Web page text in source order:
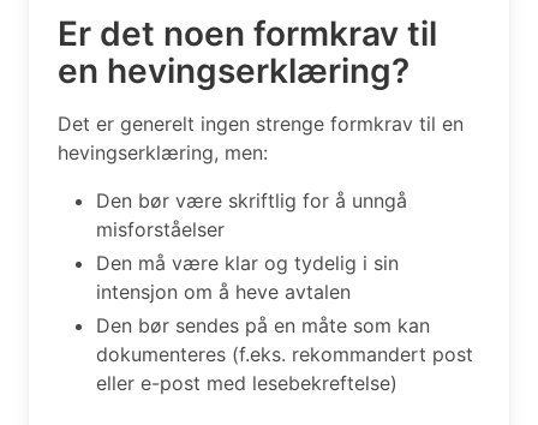
Er det noen formkrav til
en hevingserklæring?
Det er generelt ingen strenge formkrav til en
hevingserklæring, men:
Den bør være skriftlig for å unngå
misforståelser
Den må være klar og tydelig i sin
intensjon om å heve avtalen
Den bør sendes på en måte som kan
dokumenteres (f.eks. rekommandert post
eller e-post med lesebekreftelse)